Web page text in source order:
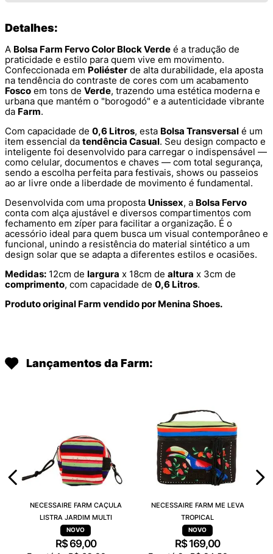
Detalhes:
A Bolsa Farm Fervo Color Block Verde é a tradução de
praticidade e estilo para quem vive em movimento.
Confeccionada em Poliéster de alta durabilidade, ela aposta
na tendência do contraste de cores com um acabamento
Fosco em tons de Verde, trazendo uma estética moderna e
urbana que mantém o "borogodó" e a autenticidade vibrante
da Farm.
Com capacidade de 0,6 Litros, esta Bolsa Transversal é um
item essencial da tendência Casual. Seu design compacto e
inteligente foi desenvolvido para carregar o indispensável —
como celular, documentos e chaves — com total segurança,
sendo a escolha perfeita para festivais, shows ou passeios
ao ar livre onde a liberdade de movimento é fundamental.
Desenvolvida com uma proposta Unissex, a Bolsa Fervo
conta com alça ajustável e diversos compartimentos com
fechamento em zíper para facilitar a organização. É o
acessório ideal para quem busca um visual contemporâneo e
funcional, unindo a resistência do material sintético a um
design solar que se adapta a diferentes estilos e ocasiões.
Medidas: 12cm de largura x 18cm de altura x 3cm de
comprimento, com capacidade de 0,6 Litros.
Produto original Farm vendido por Menina Shoes.
Lançamentos da Farm:
NECESSAIRE FARM CAÇULA
LISTRA JARDIM MULTI
R$ 69,00
NECESSAIRE FARM ME LEVA
TROPICAL
R$ 169,00